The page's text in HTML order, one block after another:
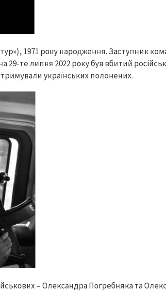
1971 року народження. Заступник
29-те липня 2022 року був вбитий
українських полонених.
– Олександра Погребняка та